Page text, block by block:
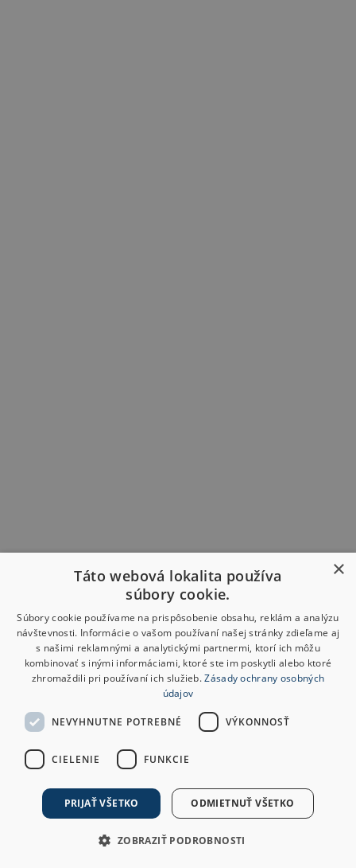
×
Táto webová lokalita používa
súbory cookie.
Súbory cookie používame na prispôsobenie obsahu, reklám a analýzu
návštevnosti. Informácie o vašom používaní našej stránky zdieľame aj
s našimi reklamnými a analytickými partnermi, ktorí ich môžu
kombinovať s inými informáciami, ktoré ste im poskytli alebo ktoré
zhromaždili pri používaní ich služieb.Zásady ochrany osobných
údajov
NEVYHNUTNE POTREBNÉ VÝKONNOSŤ
CIELENIE FUNKCIE
PRIJAŤ VŠETKO ODMIETNUŤ VŠETKO
ZOBRAZIŤ PODROBNOSTI